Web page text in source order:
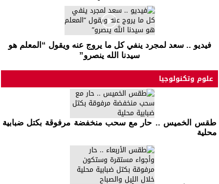
فيديو .. سعد لمجرد ينفي كل ما يروج عنه ويقول “المعلم هو
سيدنا الله ينصرو”
علوم وتكنولوجيا
طقس الخميس .. حار مع سحب منخفضة مرفوقة بكتل ضبابية
محلية